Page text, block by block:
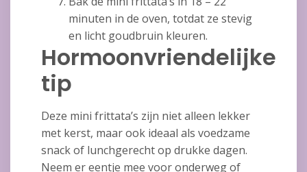
minuten in de oven, totdat ze stevig
en licht goudbruin kleuren.
Hormoonvriendelijke
tip
Deze mini frittata’s zijn niet alleen lekker
met kerst, maar ook ideaal als voedzame
snack of lunchgerecht op drukke dagen.
Neem er eentje mee voor onderweg of